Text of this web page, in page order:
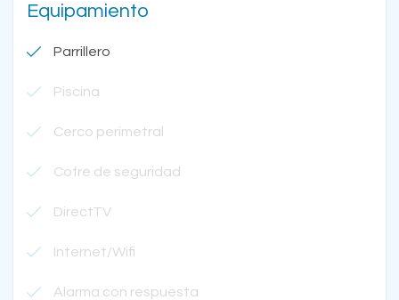
Equipamiento
Parrillero
Piscina
Cerco perimetral
Cofre de seguridad
DirectTV
Internet/Wifi
Alarma con respuesta